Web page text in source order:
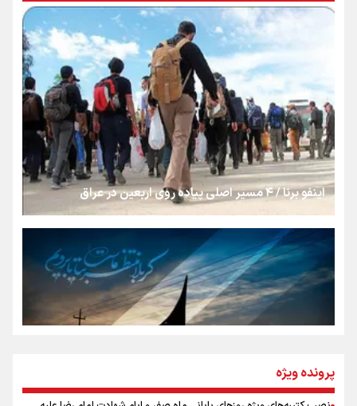
بنزین؛ تدبیری برای حفظ امنیت انرژی
«هورامان»؛ میراثی که جهان را شیفته کرد
شکستگیِ بزرگ؛ روایتِ یک استخوان، یک نسل، یک توهم!
رسانه ملی و حق مردم برای شنیدن صدای رئیس‌جمهوری
روایت ایران از کنار مردم
اینفو برنا / ۴ مسیر اصلی پیاده روی اربعین در عراق
پرونده ویژه